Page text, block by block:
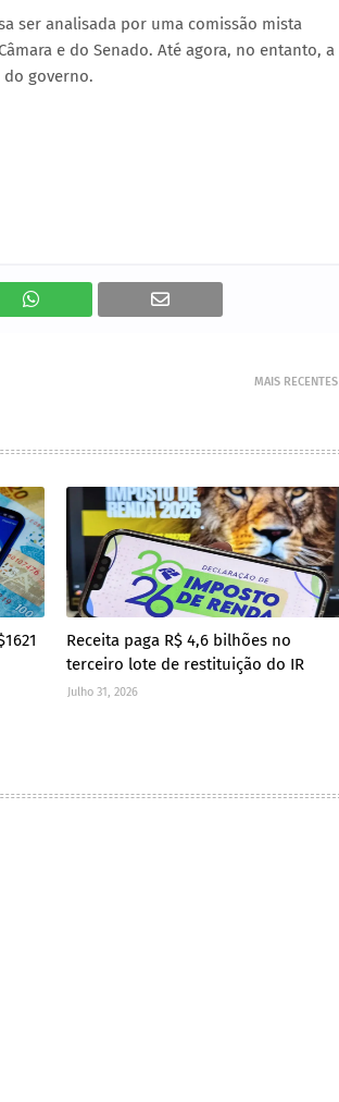
ser analisada por uma comissão mista
e do Senado. Até agora, no entanto, a
do governo.
MAIS RECENTES
Receita paga R$ 4,6 bilhões no
terceiro lote de restituição do IR
Julho 31, 2026